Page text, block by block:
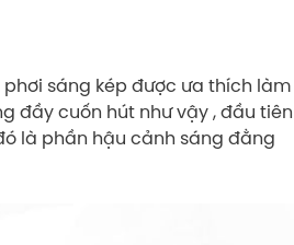
sáng kép được ưa thích làm
đầy cuốn hút như vậy , đầu tiên
là phần hậu cảnh sáng đằng